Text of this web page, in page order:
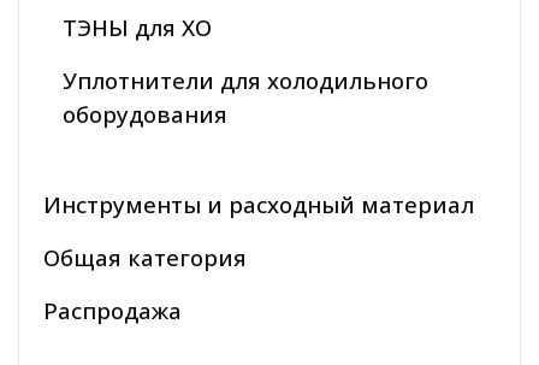
ТЭНЫ для ХО
Уплотнители для холодильного
оборудования
Инструменты и расходный материал
Общая категория
Распродажа